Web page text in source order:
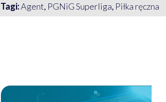
Tagi:Agent, PGNiG Superliga, Piłka ręczna